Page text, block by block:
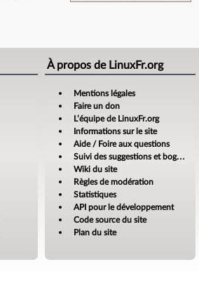
À propos de LinuxFr.org
Mentions légales
Faire un don
L’équipe de LinuxFr.org
Informations sur le site
Aide / Foire aux questions
Suivi des suggestions et bogues
Wiki du site
Règles de modération
Statistiques
API pour le développement
Code source du site
Plan du site